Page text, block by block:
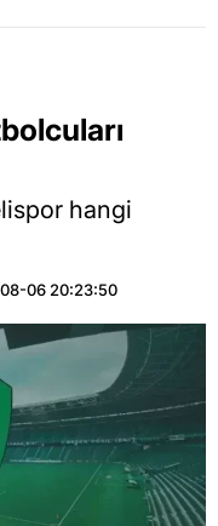
hangi
06 20:23:50